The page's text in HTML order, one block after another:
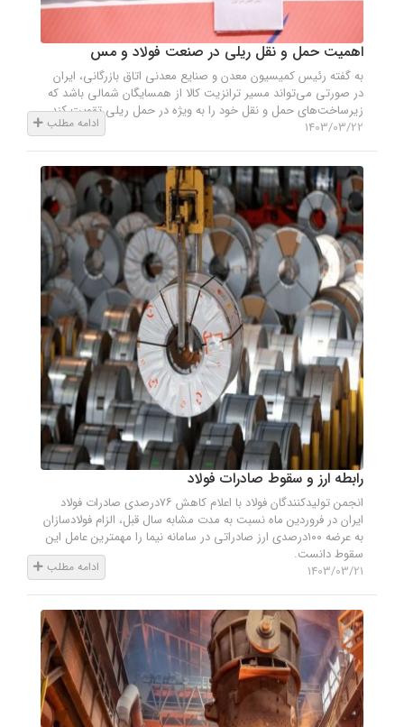
اهمیت حمل و نقل ریلی در صنعت فولاد و مس
به گفته رئیس کمیسیون معدن و صنایع معدنی اتاق بازرگانی، ایران
در صورتی می‌تواند مسیر ترانزیت کالا از همسایگان شمالی باشد که
زیرساخت‌های حمل و نقل خود را به ویژه در حمل ریلی تقویت کند.
1403/03/22
ادامه مطلب
رابطه ارز و سقوط صادرات فولاد
انجمن تولیدکنندگان فولاد با اعلام کاهش ۷۶درصدی صادرات فولاد
ایران در فروردین ماه نسبت به مدت مشابه سال قبل، الزام فولادسازان
به عرضه ۱۰۰درصدی ارز صادراتی در سامانه نیما را مهمترین عامل این
سقوط دانست.
1403/03/21
ادامه مطلب